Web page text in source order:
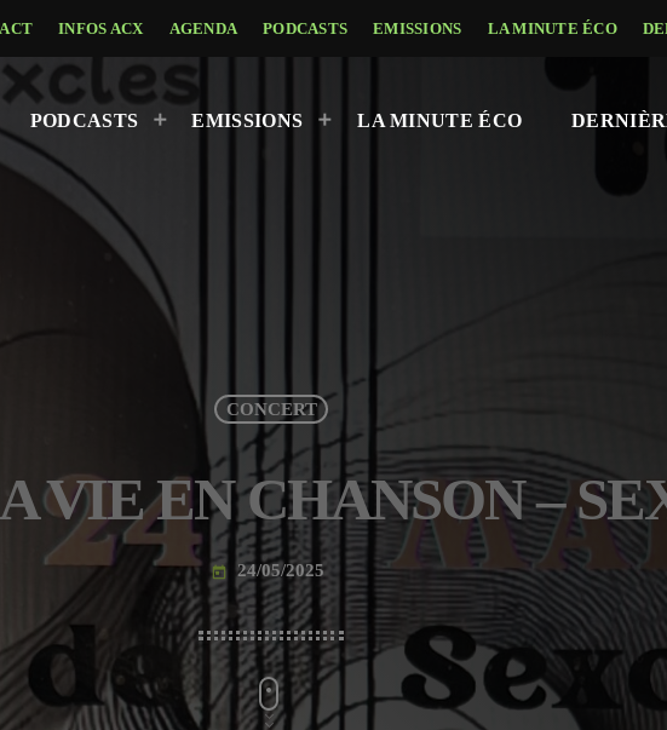
INFOS ACX AGENDA PODCASTS EMISSIONS LA MINUTE ÉCO
PODCASTS EMISSIONS LA MINUTE ÉCO
CONCERT
VIE EN CHANSON –
today 24/05/2025